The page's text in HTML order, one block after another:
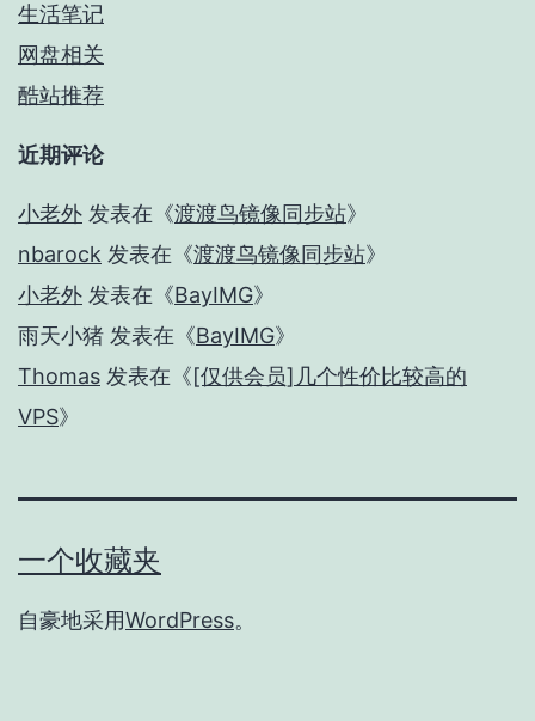
生活笔记
网盘相关
酷站推荐
近期评论
小老外 发表在《渡渡鸟镜像同步站》
nbarock 发表在《渡渡鸟镜像同步站》
小老外 发表在《BayIMG》
雨天小猪 发表在《BayIMG》
Thomas 发表在《[仅供会员]几个性价比较高的
VPS》
一个收藏夹
自豪地采用WordPress。